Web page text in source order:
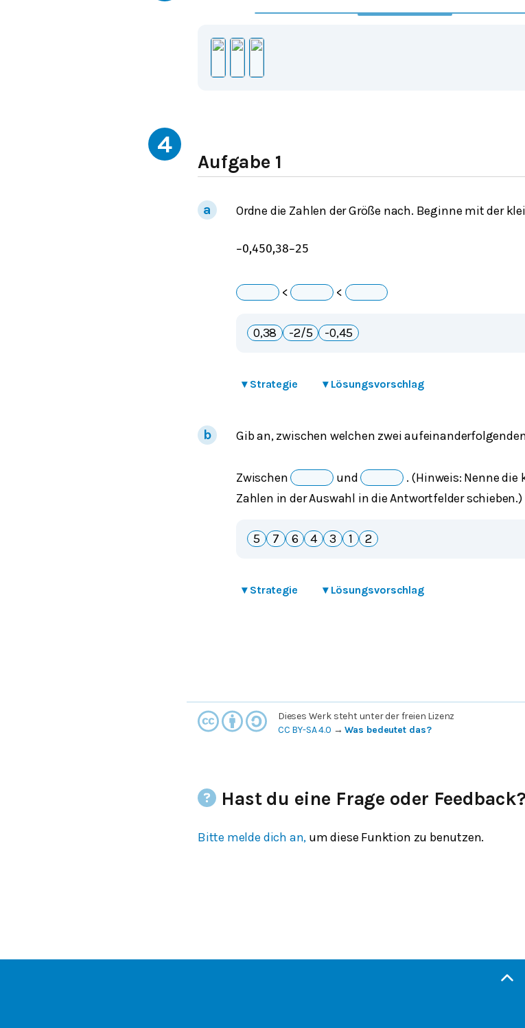
4
Aufgabe 1
Ordne die Zahlen der Größe nach. Beginne mit der
−0,450,38−25
< <
0,38 -2/5 -0,45
▾ Strategie ▾ Lösungsvorschlag
Gib an, zwischen welchen zwei
Zwischen und
. (Hinweis: Nenne die
Zahlen in der Auswahl in die Antwortfelder schieben.)
5 7 6 4 3 1 2
▾ Strategie ▾ Lösungsvorschlag
Dieses Werk steht unter der freien Lizenz
CC BY-SA 4.0 →Was bedeutet das?
Hast du eine Frage oder Feedback?
Bitte melde dich an, um diese Funktion zu benutzen.